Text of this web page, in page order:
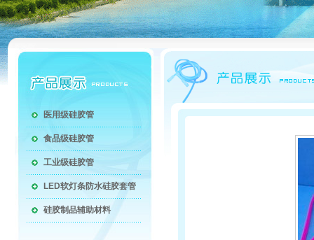
医用级硅胶管
食品级硅胶管
工业级硅胶管
LED软灯条防水硅胶套管
硅胶制品辅助材料